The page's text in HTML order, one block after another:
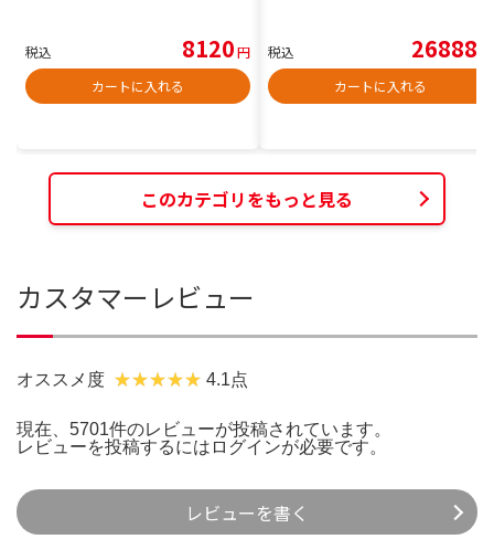
税込 8120円
カートに入れる
税込 26888
カートに入れる
このカテゴリをもっと見る
カスタマーレビュー
オススメ度 4.1点
現在、5701件のレビューが投稿されています。
レビューを投稿するには ログインが必要です。
レビューを書く